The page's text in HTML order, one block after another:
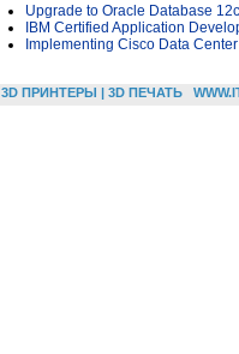
Upgrade to Oracle Database 12c
IBM Certified Application
Implementing Cisco Data
3D ПРИНТЕРЫ | 3D ПЕЧАТЬ